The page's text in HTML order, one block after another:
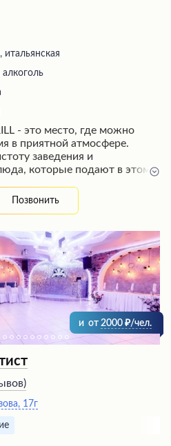
итальянская
- это место, где можно
в приятной атмосфере.
заведения и
которые подают в этом
персонала, особенно
всегда вежливы,
вокалистов добавляют
заведения. Многие
чтобы насладиться не
потанцевать под любимые
Позвонить
и от 2000 /чел.
)
17г